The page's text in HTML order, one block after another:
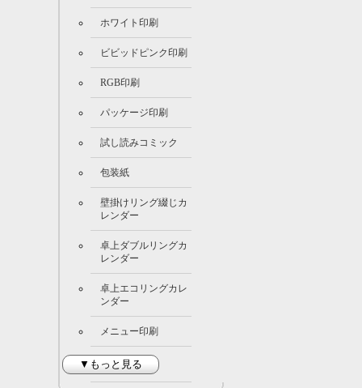
ホワイト印刷
ビビッドピンク印刷
RGB印刷
パッケージ印刷
試し読みコミック
包装紙
壁掛けリング綴じカ
レンダー
卓上ダブルリングカ
レンダー
卓上エコリングカレ
ンダー
メニュー印刷
▼もっと見る